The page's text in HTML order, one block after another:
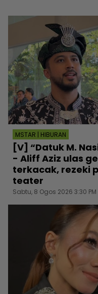
MSTAR | HIBURAN
[V] “Datuk M.
- Aliff Aziz ulas
terkacak, rezeki
teater
Sabtu, 8 Ogos 2026 3:30 PM